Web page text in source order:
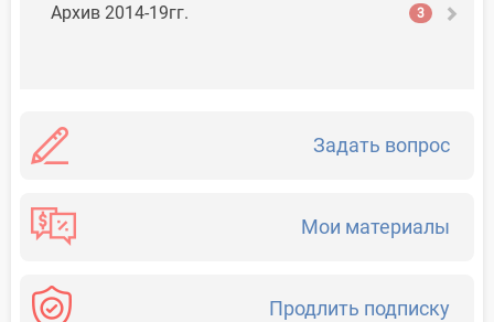
Архив 2014-19гг. 3
Задать вопрос
Мои материалы
Продлить подписку